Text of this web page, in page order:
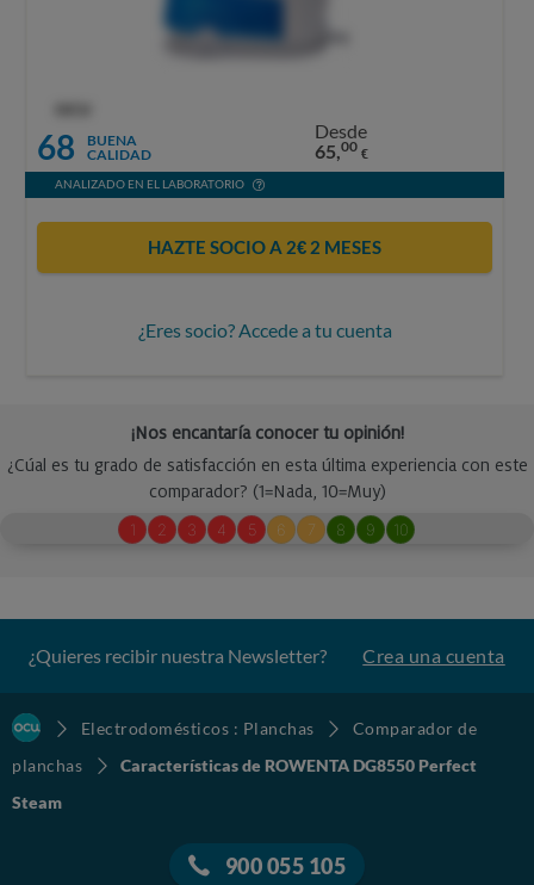
68
BUENA
CALIDAD
Desde
65,00 €
ANALIZADO EN EL LABORATORIO
HAZTE SOCIO A 2€ 2 MESES
¿Eres socio? Accede a tu cuenta
¿Quieres recibir nuestra Newsletter? Crea una cuenta
Electrodomésticos : Planchas
Comparador de
planchas
Características de ROWENTA DG8550 Perfect
Steam
900 055 105